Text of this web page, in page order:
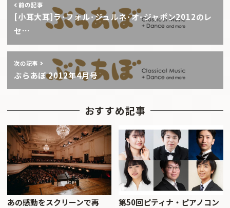
前の記事
[小耳大耳]ラ･フォル･ジュルネ･オ･ジャポン2012のレ
セ…
次の記事
ぶらあぼ 2012年4月号
おすすめ記事
あの感動をスクリーンで再
第50回ピティナ・ピアノコン